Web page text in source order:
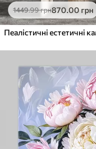
1449.99грн870.00 грн